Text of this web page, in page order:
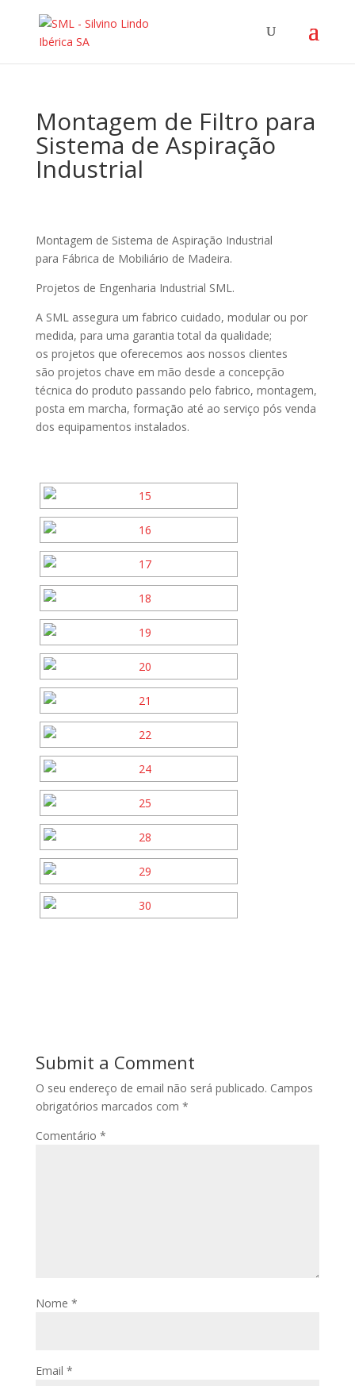
Montagem de Filtro para
Sistema de Aspiração
Industrial
Montagem de Sistema de Aspiração Industrial
para Fábrica de Mobiliário de Madeira.
Projetos de Engenharia Industrial SML.
A SML assegura um fabrico cuidado, modular ou por
medida, para uma garantia total da qualidade;
os projetos que oferecemos aos nossos clientes
são projetos chave em mão desde a concepção
técnica do produto passando pelo fabrico, montagem,
posta em marcha, formação até ao serviço pós venda
dos equipamentos instalados.
Submit a Comment
O seu endereço de email não será publicado. Campos
obrigatórios marcados com *
Comentário *
Nome *
Email *